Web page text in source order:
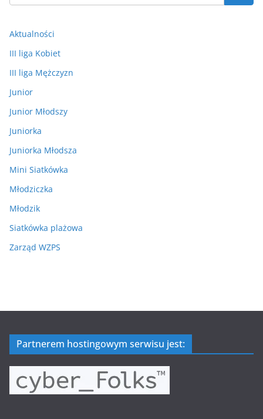
Aktualności
III liga Kobiet
III liga Mężczyzn
Junior
Junior Młodszy
Juniorka
Juniorka Młodsza
Mini Siatkówka
Młodziczka
Młodzik
Siatkówka plażowa
Zarząd WZPS
Partnerem hostingowym serwisu jest: